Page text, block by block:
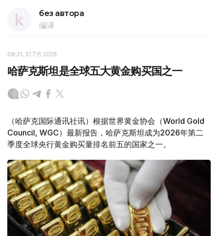
без автора
编译
08:31, 31 7月 2026
哈萨克斯坦是全球五大黄金购买国之一
（哈萨克国际通讯社讯）根据世界黄金协会（World Gold
Council, WGC）最新报告，哈萨克斯坦成为2026年第二
季度全球央行黄金购买量排名前五的国家之一。